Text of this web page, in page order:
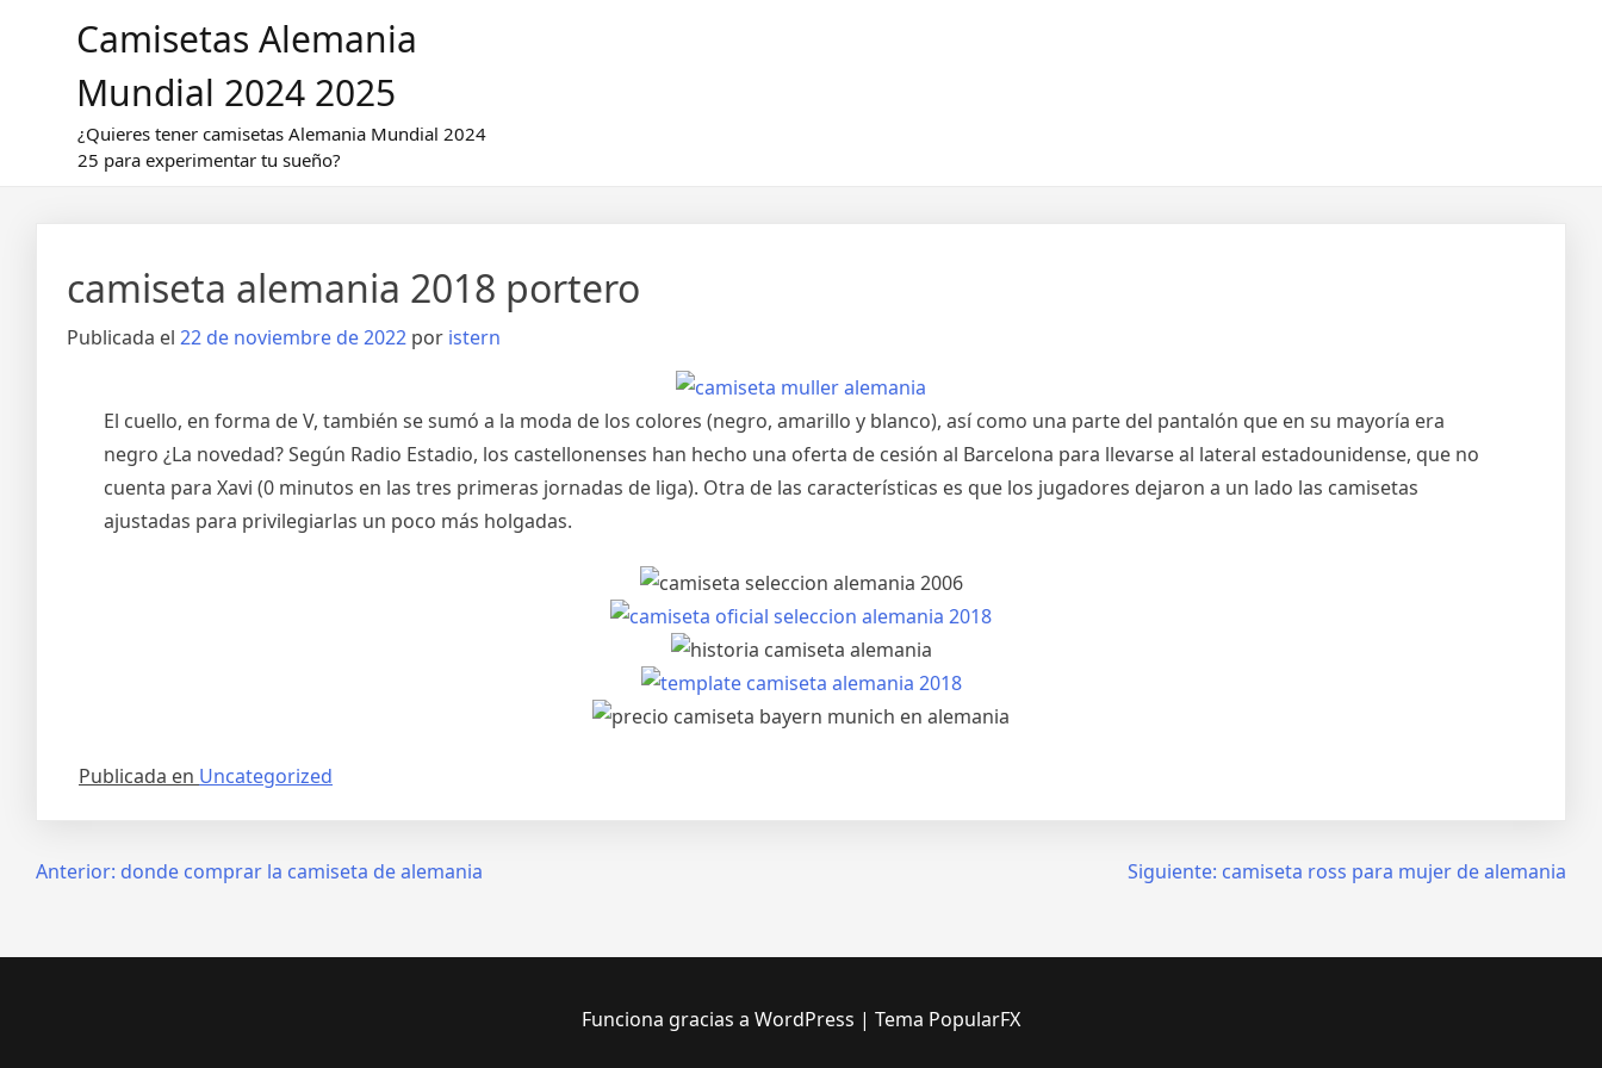
Camisetas Alemania
Mundial 2024 2025
¿Quieres tener camisetas Alemania Mundial 2024
25 para experimentar tu sueño?
camiseta alemania 2018 portero
Publicada el 22 de noviembre de 2022 por istern
El cuello, en forma de V, también se sumó a la moda de los colores (negro, amarillo y blanco), así como una parte del pantalón que en su mayoría era
negro ¿La novedad? Según Radio Estadio, los castellonenses han hecho una oferta de cesión al Barcelona para llevarse al lateral estadounidense, que no
cuenta para Xavi (0 minutos en las tres primeras jornadas de liga). Otra de las características es que los jugadores dejaron a un lado las camisetas
ajustadas para privilegiarlas un poco más holgadas.
Publicada en Uncategorized
Navegación
entradas
Anterior: donde comprar la camiseta de alemania Siguiente: camiseta ross para mujer de alemania
Funciona gracias a WordPress | Tema PopularFX